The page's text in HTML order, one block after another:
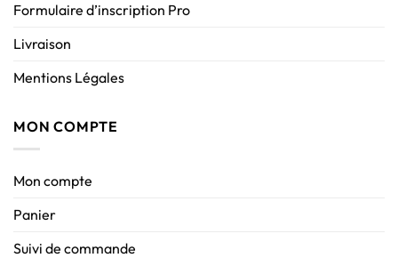
Formulaire d’inscription Pro
Livraison
Mentions Légales
MON COMPTE
Mon compte
Panier
Suivi de commande